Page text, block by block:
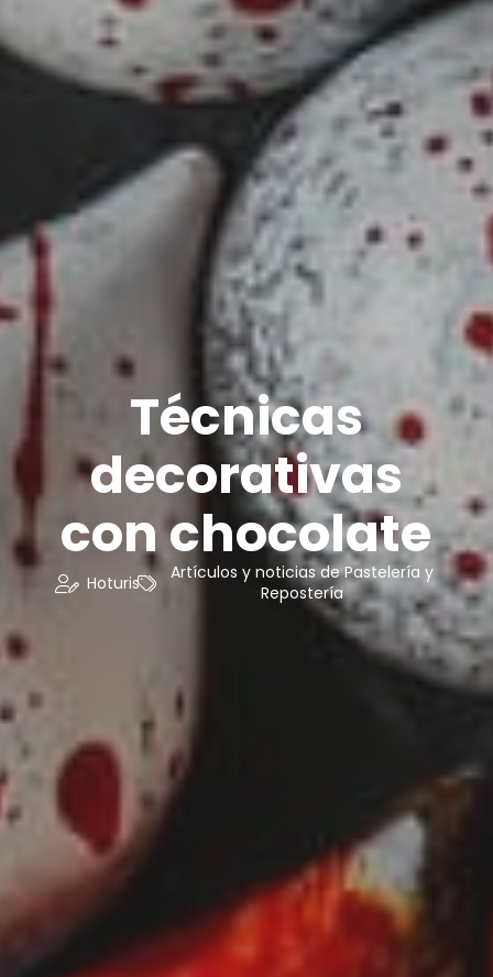
Técnicas
decorativas
con chocolate
Hoturis
Artículos y noticias de Pastelería y
Repostería